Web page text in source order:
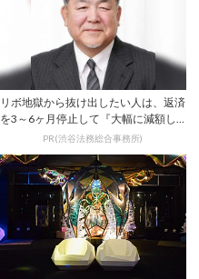
リボ地獄から抜け出したい人は、返済
を3～6ヶ月停止して『大幅に減額し
てから返済す...PR(渋谷法務総合事務所)